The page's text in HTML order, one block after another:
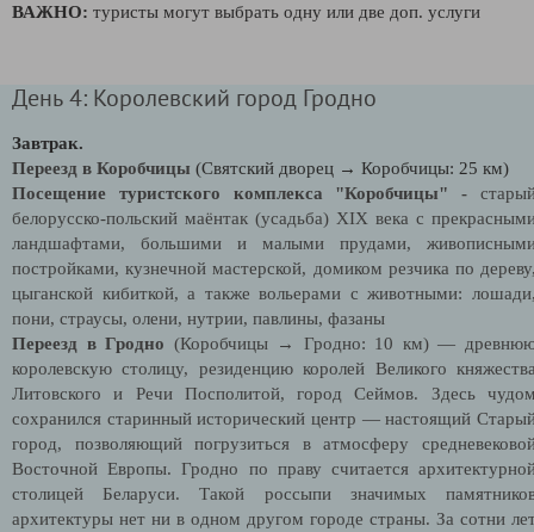
ВАЖНО: туристы могут выбрать одну или две доп. услуги
День 4: Королевский город Гродно
Завтрак.
Переезд в Коробчицы (Святский дворец → Коробчицы: 25 км)
Посещение туристского комплекса "Коробчицы" -
белорусско-польский маёнтак (усадьба) XIX века с
ландшафтами, большими и малыми прудами,
постройками, кузнечной мастерской, домиком резчика по
цыганской кибиткой, а также вольерами с животными:
пони, страусы, олени, нутрии, павлины, фазаны
Переезд в Гродно (Коробчицы → Гродно: 10 км)—
королевскую столицу, резиденцию королей Великого
Литовского и Речи Посполитой, город Сеймов. Здесь
сохранился старинный исторический центр — настоящий
город, позволяющий погрузиться в атмосферу
Восточной Европы. Гродно по праву считается
столицей Беларуси. Такой россыпи значимых
архитектуры нет ни в одном другом городе страны. За сотни